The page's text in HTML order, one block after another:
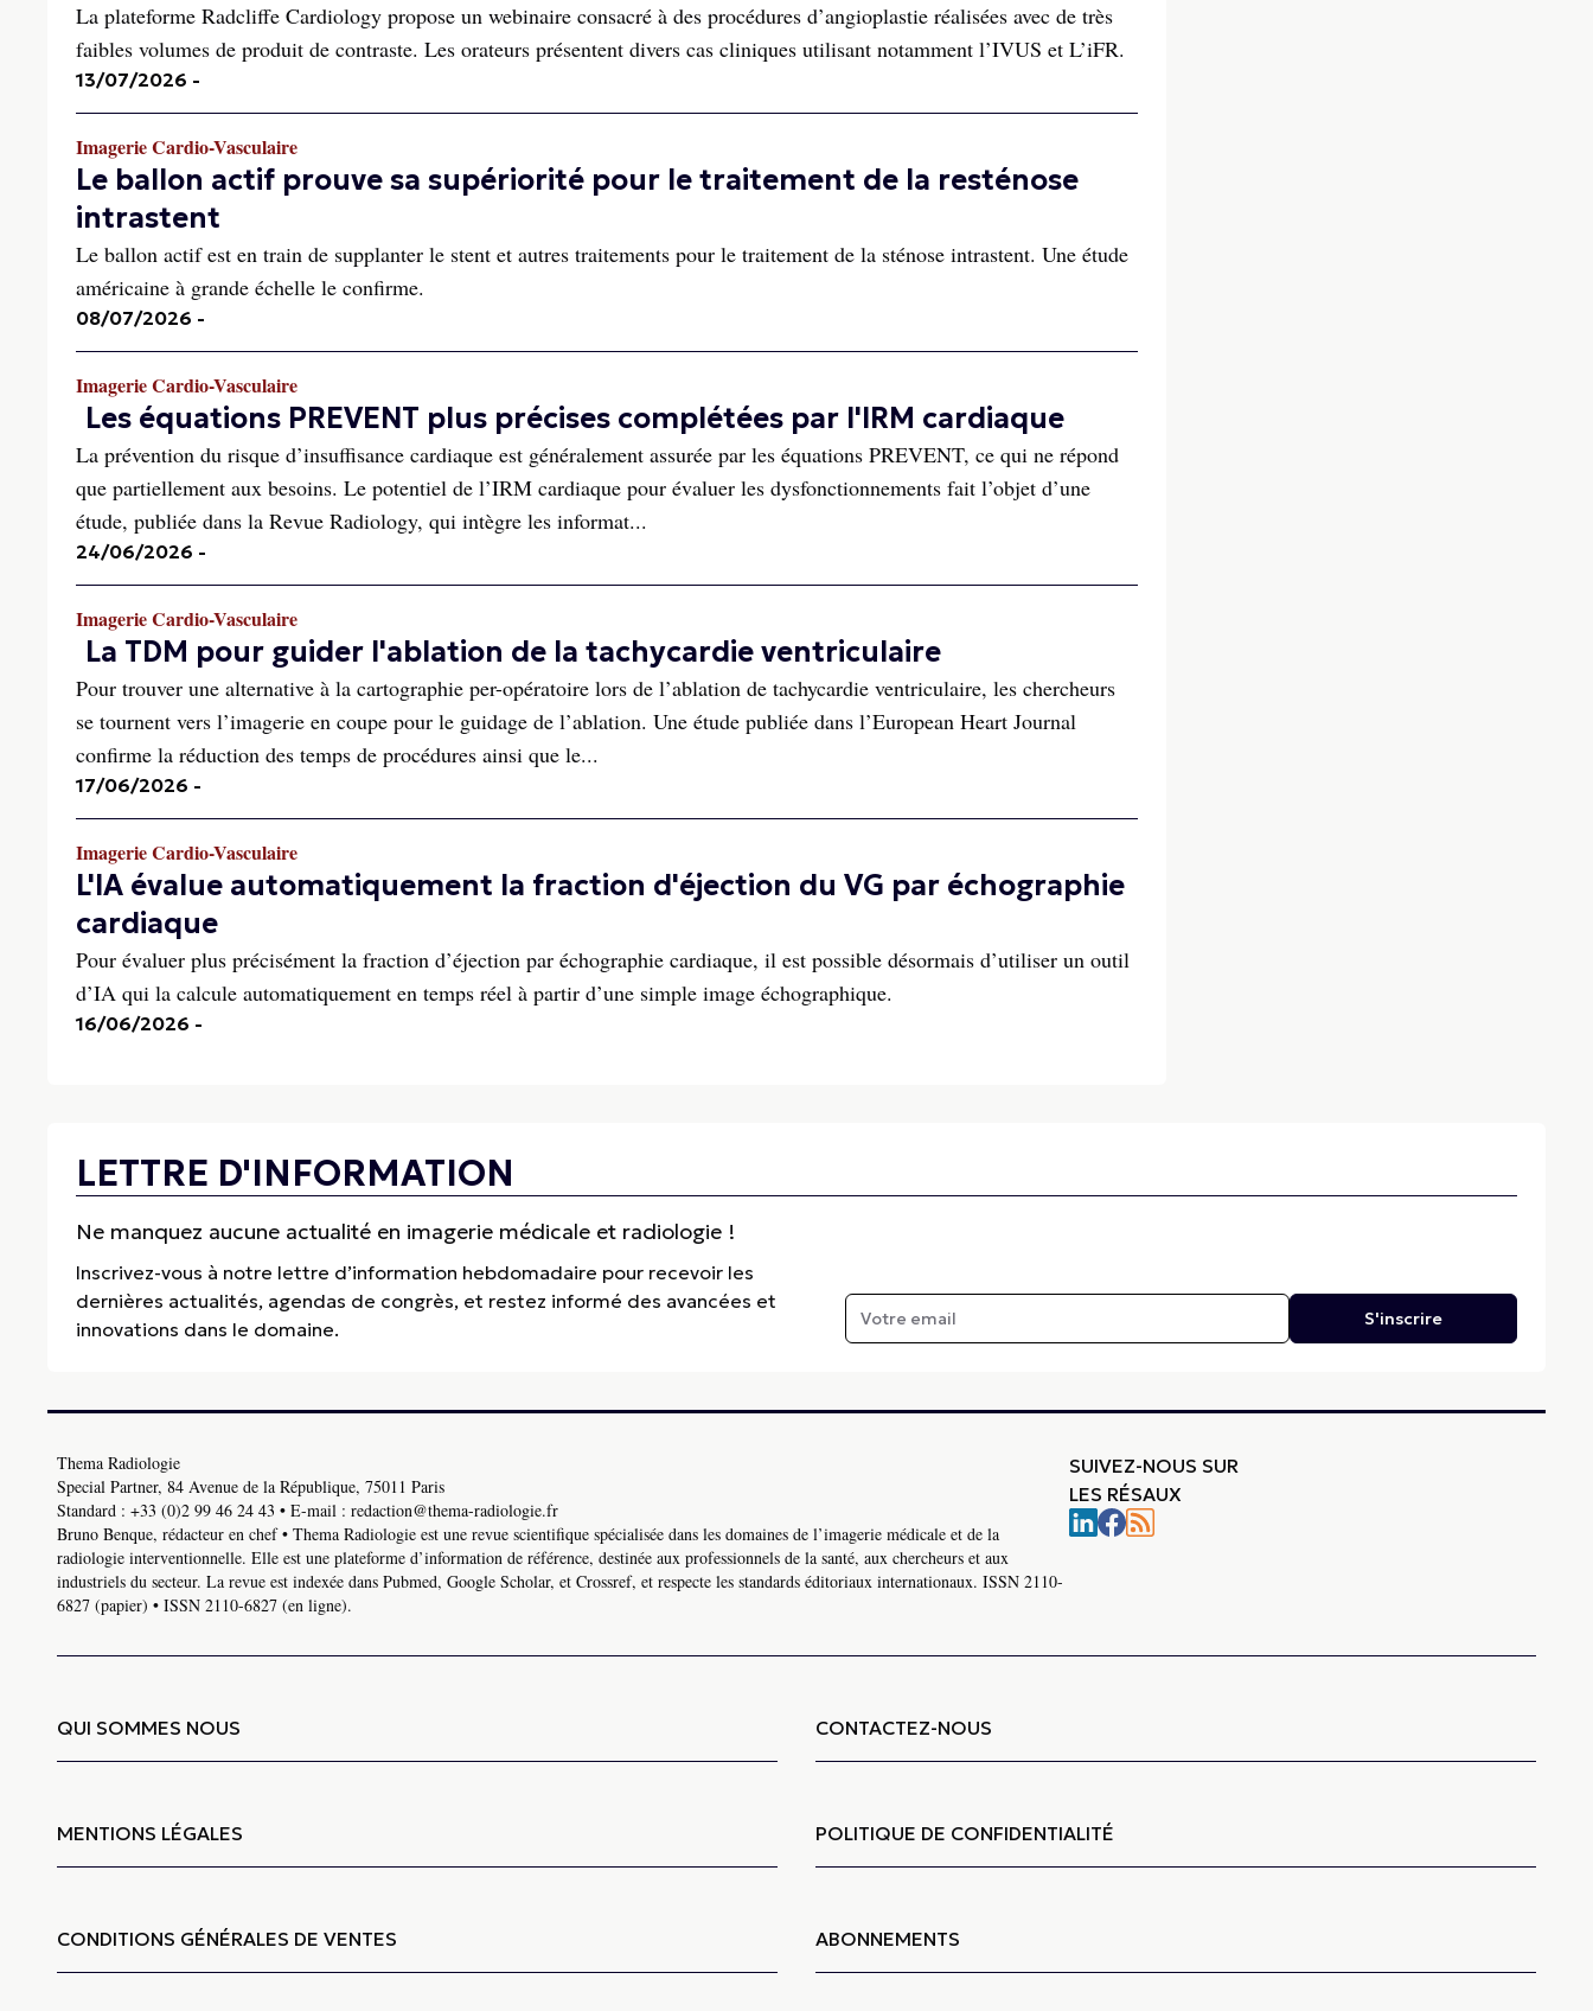
La plateforme Radcliffe Cardiology propose un webinaire consacré à des procédures d’angioplastie réalisées avec de très
faibles volumes de produit de contraste. Les orateurs présentent divers cas cliniques utilisant notamment l’IVUS et L’iFR.
13/07/2026 -
Imagerie Cardio-Vasculaire
Le ballon actif prouve sa supériorité pour le traitement de la resténose
intrastent
Le ballon actif est en train de supplanter le stent et autres traitements pour le traitement de la sténose intrastent. Une étude
américaine à grande échelle le confirme.
08/07/2026 -
Imagerie Cardio-Vasculaire
Les équations PREVENT plus précises complétées par l'IRM cardiaque
La prévention du risque d’insuffisance cardiaque est généralement assurée par les équations PREVENT, ce qui ne répond
que partiellement aux besoins. Le potentiel de l’IRM cardiaque pour évaluer les dysfonctionnements fait l’objet d’une
étude, publiée dans la Revue Radiology, qui intègre les informat...
24/06/2026 -
Imagerie Cardio-Vasculaire
La TDM pour guider l'ablation de la tachycardie ventriculaire
Pour trouver une alternative à la cartographie per-opératoire lors de l’ablation de tachycardie ventriculaire, les chercheurs
se tournent vers l’imagerie en coupe pour le guidage de l’ablation. Une étude publiée dans l’European Heart Journal
confirme la réduction des temps de procédures ainsi que le...
17/06/2026 -
Imagerie Cardio-Vasculaire
L'IA évalue automatiquement la fraction d'éjection du VG par échographie
cardiaque
Pour évaluer plus précisément la fraction d’éjection par échographie cardiaque, il est possible désormais d’utiliser un outil
d’IA qui la calcule automatiquement en temps réel à partir d’une simple image échographique.
16/06/2026 -
LETTRE D'INFORMATION
Ne manquez aucune actualité en imagerie médicale et radiologie !
Inscrivez-vous à notre lettre d’information hebdomadaire pour recevoir les
dernières actualités, agendas de congrès, et restez informé des avancées et
innovations dans le domaine.
S'inscrire
Thema Radiologie
Special Partner, 84 Avenue de la République, 75011 Paris
Standard : +33 (0)2 99 46 24 43 • E-mail : redaction@thema-radiologie.fr
Bruno Benque, rédacteur en chef • Thema Radiologie est une revue scientifique spécialisée dans les domaines de l’imagerie médicale et de la
radiologie interventionnelle. Elle est une plateforme d’information de référence, destinée aux professionnels de la santé, aux chercheurs et aux
industriels du secteur. La revue est indexée dans Pubmed, Google Scholar, et Crossref, et respecte les standards éditoriaux internationaux. ISSN 2110-
6827 (papier) • ISSN 2110-6827 (en ligne).
SUIVEZ-NOUS SUR
LES RÉSAUX
QUI SOMMES NOUS CONTACTEZ-NOUS
MENTIONS LÉGALES POLITIQUE DE CONFIDENTIALITÉ
CONDITIONS GÉNÉRALES DE VENTES ABONNEMENTS